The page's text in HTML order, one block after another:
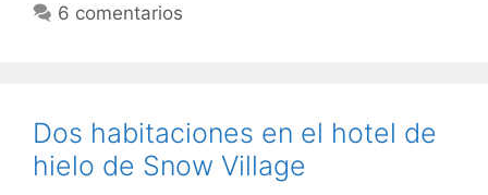
6 comentarios
Dos habitaciones en el hotel de
hielo de Snow Village